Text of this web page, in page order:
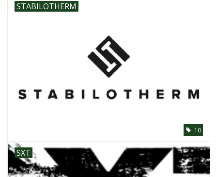
STABILOTHERM
10
SXT